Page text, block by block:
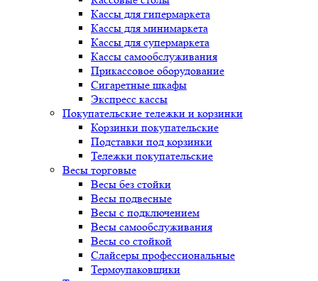
Кассы для гипермаркета
Кассы для минимаркета
Кассы для супермаркета
Кассы самообслуживания
Прикассовое оборудование
Сигаретные шкафы
Экспресс кассы
Покупательские тележки и корзинки
Корзинки покупательские
Подставки под корзинки
Тележки покупательские
Весы торговые
Весы без стойки
Весы подвесные
Весы с подключением
Весы самообслуживания
Весы со стойкой
Слайсеры профессиональные
Термоупаковщики